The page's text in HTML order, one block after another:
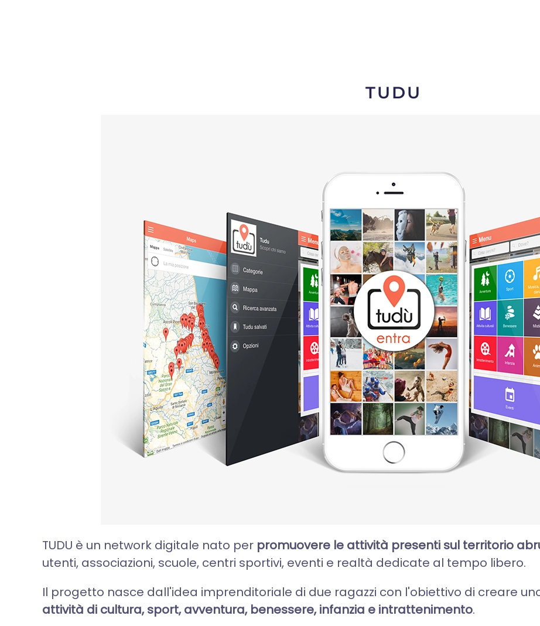
TUDU
TUDU è un network digitale nato per promuovere le attività presenti sul territorio
utenti, associazioni, scuole, centri sportivi, eventi e realtà dedicate al tempo libero.
Il progetto nasce dall'idea imprenditoriale di due ragazzi con l'obiettivo di creare
attività di cultura, sport, avventura, benessere, infanzia e intrattenimento.